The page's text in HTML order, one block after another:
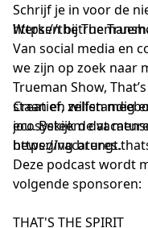
Schrijf je in voor de
https://
Werken bij The
Van social media en
we zijn op zoek naar
Trueman Show,
staan en willen
ecosysteem dat
beweging brengt.
Creatief, zelfstandig
jou. Bekijk de
https://
Deze podcast wordt
volgende sponsoren:
THAT'S THE SPIRIT